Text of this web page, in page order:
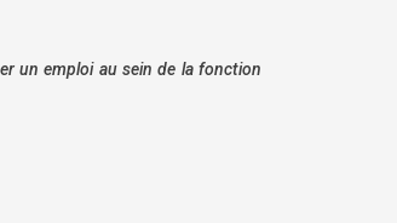
un emploi au sein de la fonction